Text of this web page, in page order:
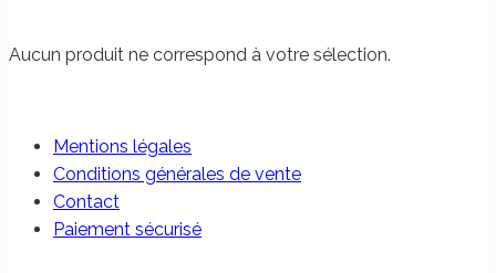
Aucun produit ne correspond à votre sélection.
Mentions légales
Conditions générales de vente
Contact
Paiement sécurisé